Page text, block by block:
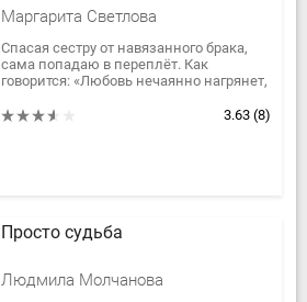
Маргарита Светлова
Спасая сестру от навязанного брака,
сама попадаю в переплёт. Как
говорится: «Любовь нечаянно нагрянет,
3.63 (8)
Просто судьба
Людмила Молчанова